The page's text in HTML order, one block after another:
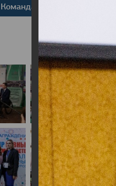
Команда